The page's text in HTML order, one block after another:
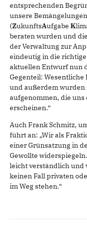
entsprechenden
unsere
(ZukunftsAufgabe K
beraten wurden und
der Verwaltung zur
eindeutig in die
aktuellen Entwurf nun
Gegenteil:
und außerdem wurden
aufgenommen, die
erscheinen.“
Auch Frank Schmitz,
führt an: „Wir als
einer Grünsatzung in
Gewollte
leicht verständlich und
keinen Fall privaten
im Wegstehen.“